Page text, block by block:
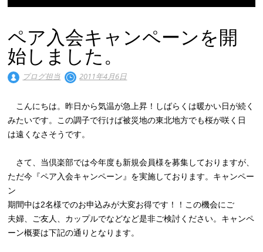
ペア入会キャンペーンを開
始しました。
ブログ担当 2011年4月6日
こんにちは。昨日から気温が急上昇！しばらくは暖かい日が続く
みたいです。この調子で行けば被災地の東北地方でも桜が咲く日
は遠くなさそうです。
さて、当倶楽部では今年度も新規会員様を募集しておりますが、
ただ今『ペア入会キャンペーン』を実施しております。キャンペー
ン
期間中は2名様でのお申込みが大変お得です！！この機会にご
夫婦、ご友人、カップルでなどなど是非ご検討ください。キャンペ
ーン概要は下記の通りとなります。